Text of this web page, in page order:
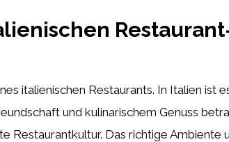
italienischen Restaurants. In Italien ist
und kulinarischem Genuss
Restaurantkultur. Das richtige Ambiente